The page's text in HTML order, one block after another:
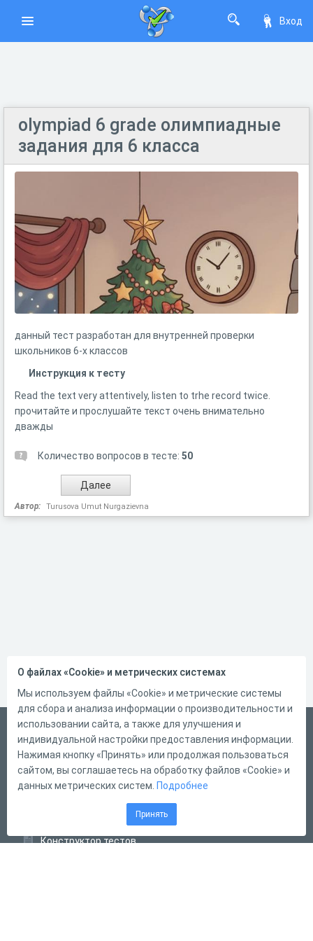
Вход
olympiad 6 grade олимпиадные
задания для 6 класса
данный тест разработан для внутренней проверки
школьников 6-х классов
Инструкция к тесту
Read the text very attentively, listen to trhe record twice.
прочитайте и прослушайте текст очень внимательно
дважды
Количество вопросов в тесте: 50
Автор: Turusova Umut Nurgazievna
Русский
Справка
Форма обратной связи
Конструктор тестов
О файлах «Cookie» и метрических системах
Мы используем файлы «Cookie» и метрические системы
для сбора и анализа информации о производительности и
использовании сайта, а также для улучшения и
индивидуальной настройки предоставления информации.
Нажимая кнопку «Принять» или продолжая пользоваться
сайтом, вы соглашаетесь на обработку файлов «Cookie» и
данных метрических систем. Подробнее
Принять